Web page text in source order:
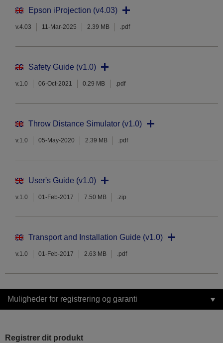
Epson iProjection (v4.03)
v.4.03 11-Mar-2025 2.39 MB .pdf
Safety Guide (v1.0)
v.1.0 06-Oct-2021 0.29 MB .pdf
Throw Distance Simulator (v1.0)
v.1.0 05-May-2020 2.39 MB .pdf
User's Guide (v1.0)
v.1.0 01-Feb-2017 7.50 MB .zip
Transport and Installation Guide (v1.0)
v.1.0 01-Feb-2017 2.63 MB .pdf
Muligheder for registrering og garanti
Registrer dit produkt